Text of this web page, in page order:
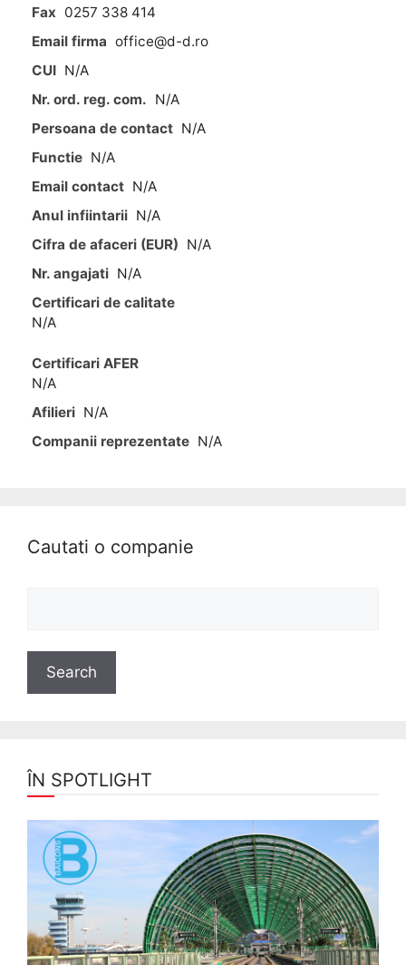
Fax 0257 338 414
Email firma office@d-d.ro
CUI N/A
Nr. ord. reg. com. N/A
Persoana de contact N/A
Functie N/A
Email contact N/A
Anul infiintarii N/A
Cifra de afaceri (EUR) N/A
Nr. angajati N/A
Certificari de calitate
N/A
Certificari AFER
N/A
Afilieri N/A
Companii reprezentate N/A
Cautati o companie
ÎN SPOTLIGHT